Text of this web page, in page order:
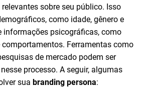
sobre seu público. Isso
como idade, gênero e
informações psicográficas, como
comportamentos. Ferramentas como
de mercado podem ser
processo. A seguir, algumas
sua branding persona: